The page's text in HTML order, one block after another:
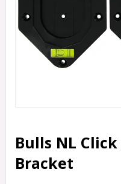
Bulls NL
Bracket